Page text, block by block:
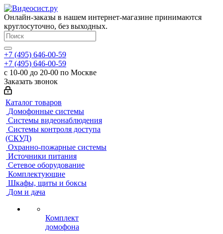
Онлайн-заказы в нашем интернет-магазине принимаются
круглосуточно, без выходных.
+7 (495) 646-00-59
+7 (495) 646-00-59
с 10-00 до 20-00 по Москве
Заказать звонок
Каталог товаров
Домофонные системы
Системы видеонаблюдения
Системы контроля доступа
(СКУД)
Охранно-пожарные системы
Источники питания
Сетевое оборудование
Комплектующие
Шкафы, щиты и боксы
Дом и дача
Комплект
домофона